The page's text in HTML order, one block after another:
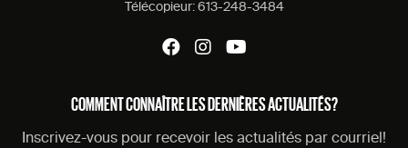
Télécopieur: 613-248-3484
COMMENT CONNAÎTRE LES DERNIÈRES ACTUALITÉS?
Inscrivez-vous pour recevoir les actualités par courriel!